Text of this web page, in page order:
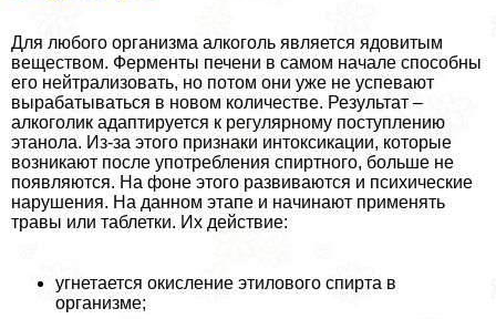
Для любого организма алкоголь является ядовитым
веществом. Ферменты печени в самом начале способны
его нейтрализовать, но потом они уже не успевают
выpaбатываться в новом количестве. Результат –
алкоголик адаптируется к регулярному поступлению
этанола. Из-за этого признаки интоксикации, которые
возникают после употрeбления спиртного, больше не
появляются. На фоне этого развиваются и психические
нарушения. На данном этапе и начинают применять
травы или таблетки. Их действие:
угнетается окисление этилового спирта в
организме;